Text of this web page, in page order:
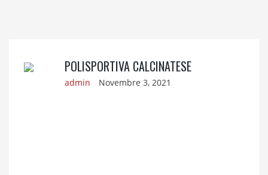
POLISPORTIVA CALCINATESE
admin Novembre 3, 2021